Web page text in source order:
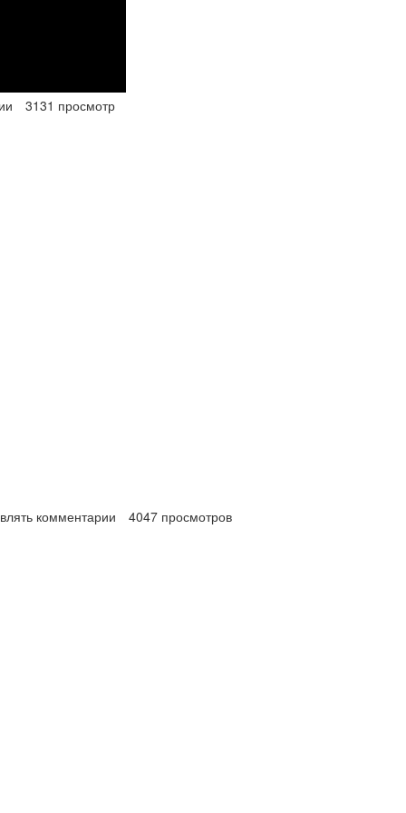
3131 просмотр
комментарии 4047 просмотров